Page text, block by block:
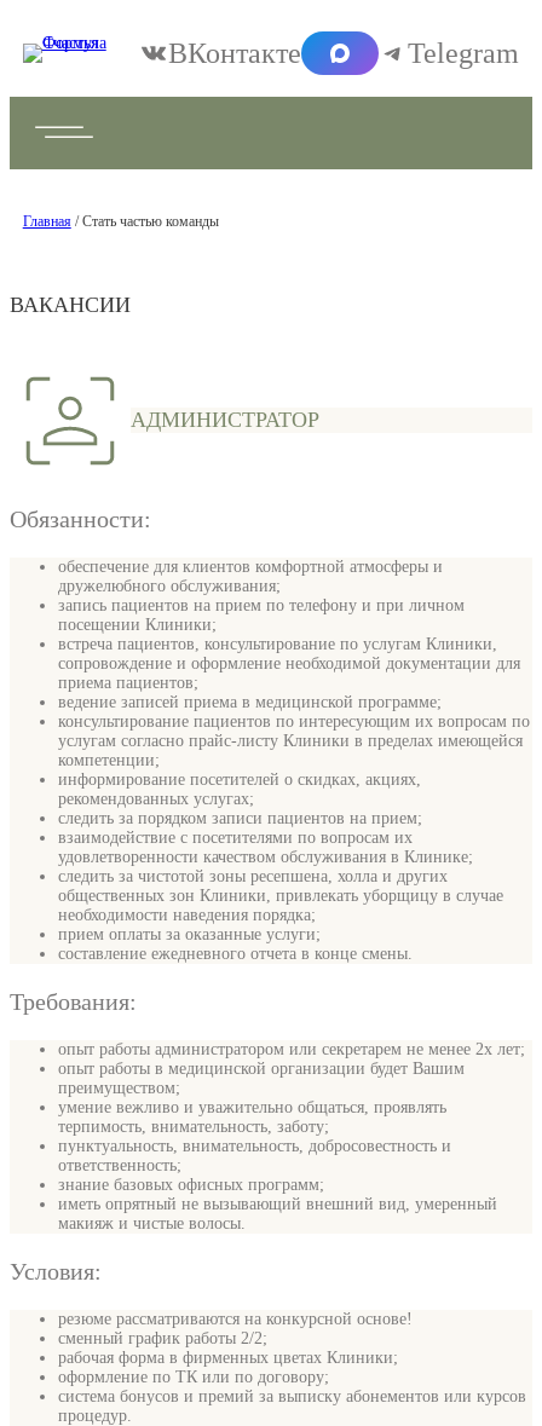
ВКонтакте Telegram
Главная/ Стать частью команды
ВАКАНСИИ
АДМИНИСТРАТОР
Обязанности:
обеспечение для клиентов комфортной атмосферы и
дружелюбного обслуживания;
запись пациентов на прием по телефону и при личном
посещении Клиники;
встреча пациентов, консультирование по услугам Клиники,
сопровождение и оформление необходимой документации для
приема пациентов;
ведение записей приема в медицинской программе;
консультирование пациентов по интересующим их вопросам по
услугам согласно прайс-листу Клиники в пределах имеющейся
компетенции;
информирование посетителей о скидках, акциях,
рекомендованных услугах;
следить за порядком записи пациентов на прием;
взаимодействие с посетителями по вопросам их
удовлетворенности качеством обслуживания в Клинике;
следить за чистотой зоны ресепшена, холла и других
общественных зон Клиники, привлекать уборщицу в случае
необходимости наведения порядка;
прием оплаты за оказанные услуги;
составление ежедневного отчета в конце смены.
Требования:
опыт работы администратором или секретарем не менее 2х лет;
опыт работы в медицинской организации будет Вашим
преимуществом;
умение вежливо и уважительно общаться, проявлять
терпимость, внимательность, заботу;
пунктуальность, внимательность, добросовестность и
ответственность;
знание базовых офисных программ;
иметь опрятный не вызывающий внешний вид, умеренный
макияж и чистые волосы.
Условия:
резюме рассматриваются на конкурсной основе!
сменный график работы 2/2;
рабочая форма в фирменных цветах Клиники;
оформление по ТК или по договору;
система бонусов и премий за выписку абонементов или курсов
процедур.